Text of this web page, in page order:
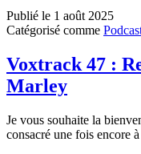
Publié le 1 août 2025
Catégorisé comme
Voxtrack 47 :
Marley
Je vous souhaite la
consacré une fois encore